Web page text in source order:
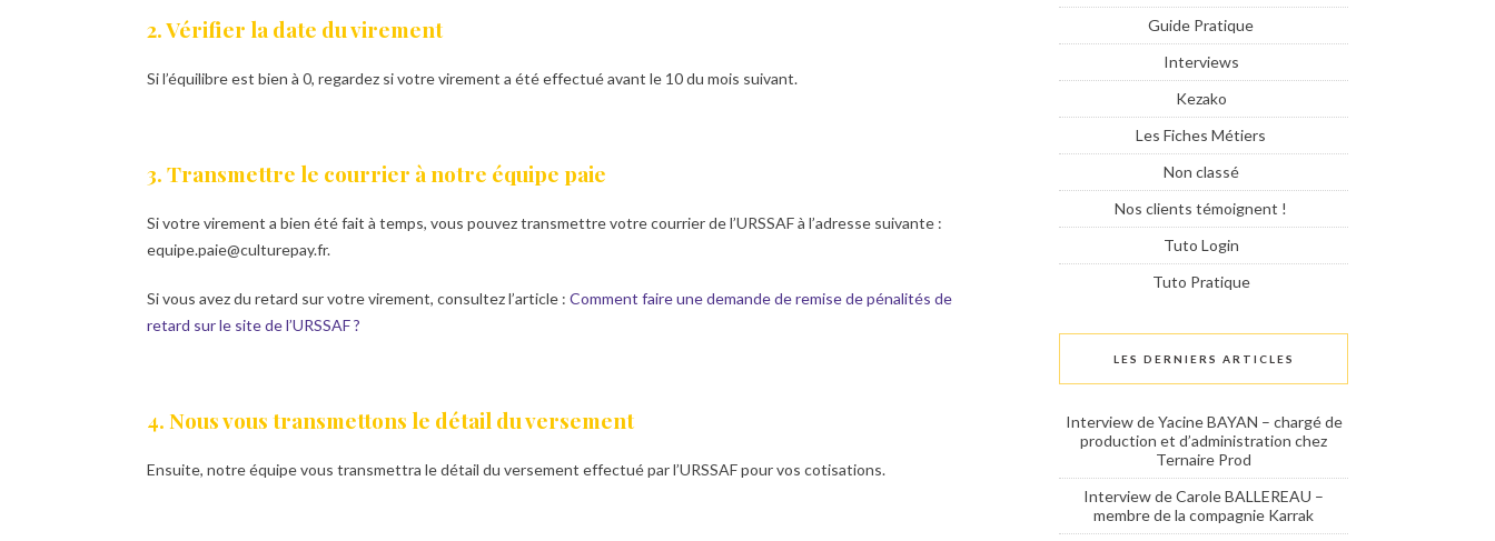
2. Vérifier la date du virement
Si l’équilibre est bien à 0, regardez si votre virement a été effectué avant le 10 du mois suivant.
3. Transmettre le courrier à notre équipe paie
Si votre virement a bien été fait à temps, vous pouvez transmettre votre courrier de l’URSSAF à l’adresse suivante :
equipe.paie@culturepay.fr.
Si vous avez du retard sur votre virement, consultez l’article : Comment faire une demande de remise de pénalités de
retard sur le site de l’URSSAF ?
4. Nous vous transmettons le détail du versement
Ensuite, notre équipe vous transmettra le détail du versement effectué par l’URSSAF pour vos cotisations.
Guide Pratique
Interviews
Kezako
Les Fiches Métiers
Non classé
Nos clients témoignent !
Tuto Login
Tuto Pratique
LES DERNIERS ARTICLES
Interview de Yacine BAYAN – chargé de
production et d’administration chez
Ternaire Prod
Interview de Carole BALLEREAU –
membre de la compagnie Karrak